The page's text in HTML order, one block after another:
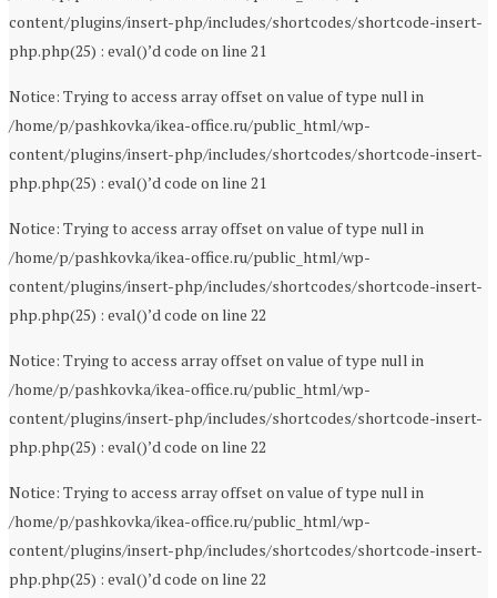
content/plugins/insert-php/includes/shortcodes/shortcode-insert-
php.php(25) : eval()’d code on line 21
Notice: Trying to access array offset on value of type null in
/home/p/pashkovka/ikea-office.ru/public_html/wp-
content/plugins/insert-php/includes/shortcodes/shortcode-insert-
php.php(25) : eval()’d code on line 21
Notice: Trying to access array offset on value of type null in
/home/p/pashkovka/ikea-office.ru/public_html/wp-
content/plugins/insert-php/includes/shortcodes/shortcode-insert-
php.php(25) : eval()’d code on line 22
Notice: Trying to access array offset on value of type null in
/home/p/pashkovka/ikea-office.ru/public_html/wp-
content/plugins/insert-php/includes/shortcodes/shortcode-insert-
php.php(25) : eval()’d code on line 22
Notice: Trying to access array offset on value of type null in
/home/p/pashkovka/ikea-office.ru/public_html/wp-
content/plugins/insert-php/includes/shortcodes/shortcode-insert-
php.php(25) : eval()’d code on line 22